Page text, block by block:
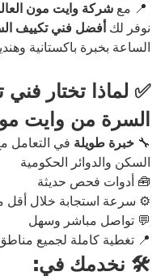
شركة وايت مون
نوفر لك أفضل فني تكييف
الساعة بخبرة باكستانية
✅ لماذا تختار فني
السرة من وايت
🔧 خبرة طويلة في التعامل
السكن والدوائر الحكومية
🧰 أدوات فحص حديثة
⚙️ سرعة استجابة خلال
💬 تواصل مباشر وسهل
📍 تغطية كاملة لجميع
🛠️ نخدمك في: